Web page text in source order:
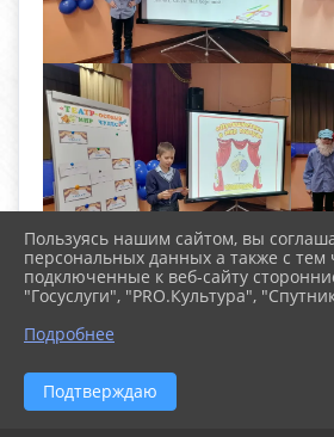
Пользуясь нашим сайтом, вы
персональных данных а также с тем
подключенные к веб-сайту
"Госуслуги", "PRO.Культура",
Подробнее
Подтверждаю